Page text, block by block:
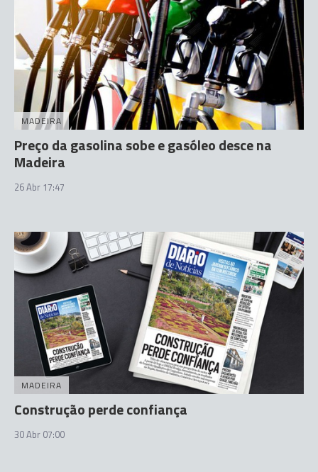
MADEIRA
Preço da gasolina sobe e gasóleo desce na
Madeira
26 Abr 17:47
MADEIRA
Construção perde confiança
30 Abr 07:00